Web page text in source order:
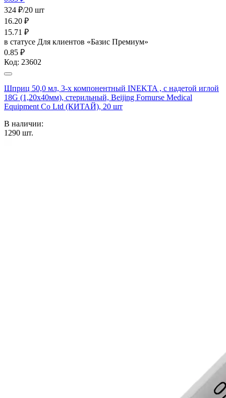
324 ₽/20 шт
16.20 ₽
15.71 ₽
в статусе Для клиентов «Базис Премиум»
0.85 ₽
Код: 23602
Шприц 50,0 мл, 3-х компонентный INEKTA , с надетой иглой
18G (1,20х40мм), стерильный, Beijing Fornurse Medical
Equipment Co Ltd (КИТАЙ), 20 шт
В наличии:
1290 шт.